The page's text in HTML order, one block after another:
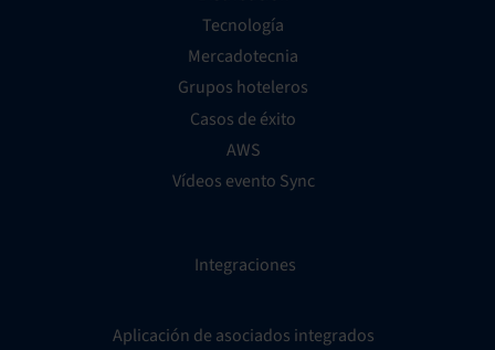
Tecnología
Mercadotecnia
Grupos hoteleros
Casos de éxito
AWS
Vídeos evento Sync
Integraciones
Aplicación de asociados integrados